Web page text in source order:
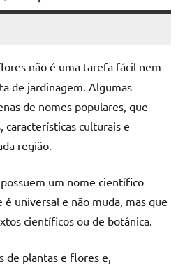
não é uma tarefa fácil nem
de jardinagem. Algumas
de nomes populares, que
características culturais e
região.
um nome científico
é universal e não muda, mas que
científicos ou de botânica.
de plantas e flores e,